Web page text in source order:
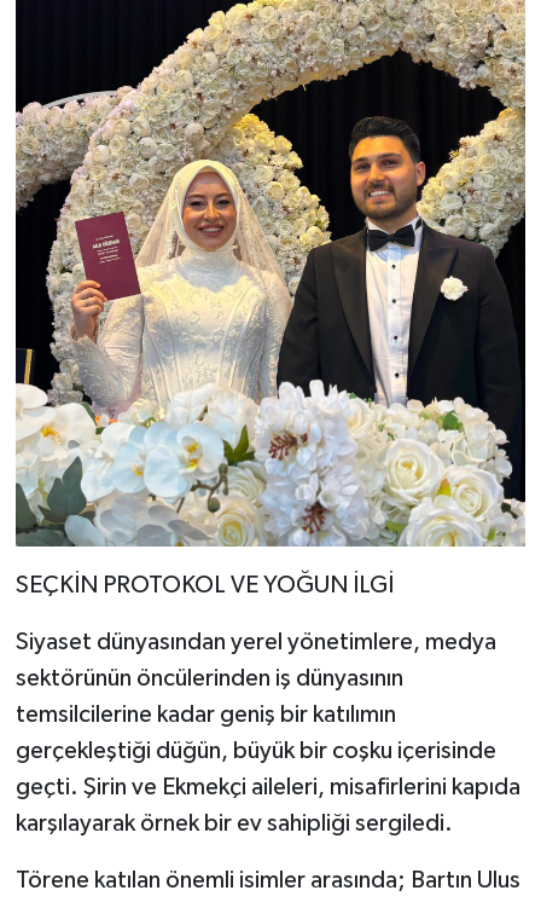
SEÇKİN PROTOKOL VE YOĞUN İLGİ
Siyaset dünyasından yerel yönetimlere, medya
sektörünün öncülerinden iş dünyasının
temsilcilerine kadar geniş bir katılımın
gerçekleştiği düğün, büyük bir coşku içerisinde
geçti. Şirin ve Ekmekçi aileleri, misafirlerini kapıda
karşılayarak örnek bir ev sahipliği sergiledi.
Törene katılan önemli isimler arasında; Bartın Ulus